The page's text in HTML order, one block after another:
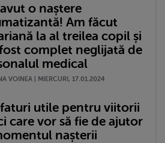
o naștere
Am făcut
la al treilea copil și
complet neglijată de
medical
VOINEA | MIERCURI, 17.01.2024
utile pentru viitorii
care vor să fie de ajutor
nașterii